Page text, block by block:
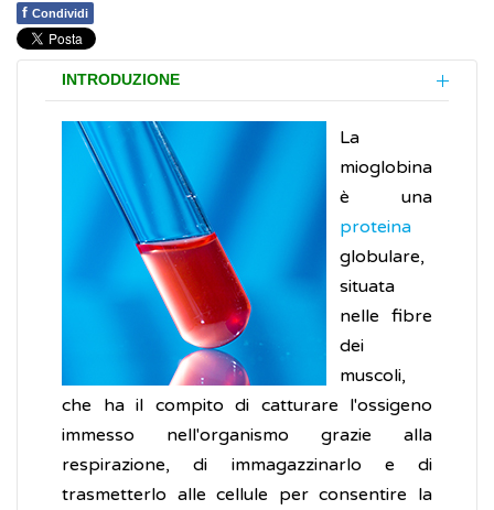
f Condividi
INTRODUZIONE
La
mioglobina
è una
proteina
globulare,
situata
nelle fibre
dei
muscoli,
che ha il compito di catturare l'ossigeno
immesso nell'organismo grazie alla
respirazione, di immagazzinarlo e di
trasmetterlo alle cellule per consentire la